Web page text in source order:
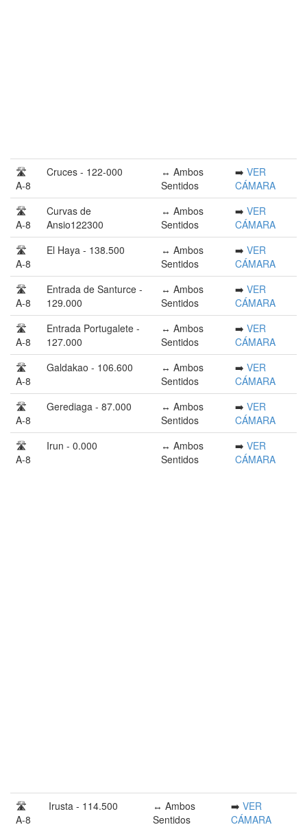
🛣️
A-8
Cruces - 122-000
↔️ Ambos
Sentidos
➡️ VER
CÁMARA
🛣️
A-8
Curvas de
Ansio122300
↔️ Ambos
Sentidos
➡️ VER
CÁMARA
🛣️
A-8
El Haya - 138.500
↔️ Ambos
Sentidos
➡️ VER
CÁMARA
🛣️
A-8
Entrada de Santurce -
129.000
↔️ Ambos
Sentidos
➡️ VER
CÁMARA
🛣️
A-8
Entrada Portugalete -
127.000
↔️ Ambos
Sentidos
➡️ VER
CÁMARA
🛣️
A-8
Galdakao - 106.600
↔️ Ambos
Sentidos
➡️ VER
CÁMARA
🛣️
A-8
Gerediaga - 87.000
↔️ Ambos
Sentidos
➡️ VER
CÁMARA
🛣️
A-8
Irun - 0.000
↔️ Ambos
Sentidos
➡️ VER
CÁMARA
🛣️
A-8
Irusta - 114.500
↔️ Ambos
Sentidos
➡️ VER
CÁMARA